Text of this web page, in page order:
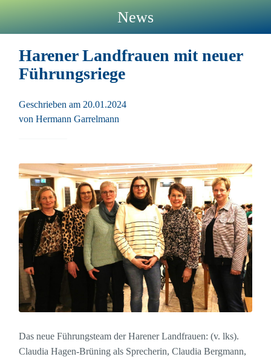
News
Harener Landfrauen mit neuer
Führungsriege
Geschrieben am 20.01.2024
von Hermann Garrelmann
Das neue Führungsteam der Harener Landfrauen: (v. lks).
Claudia Hagen-Brüning als Sprecherin, Claudia Bergmann,